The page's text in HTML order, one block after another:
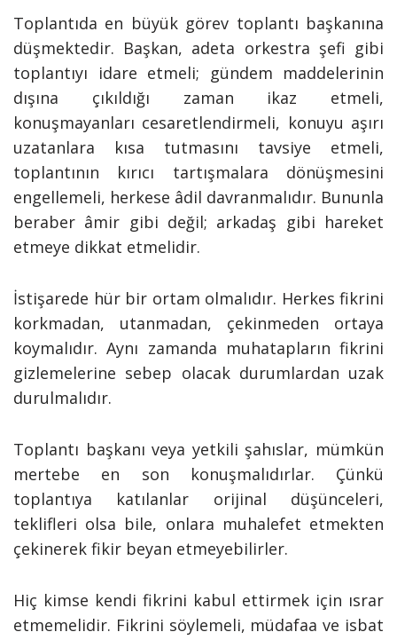
Toplantıda en büyük görev toplantı başkanına
düşmektedir. Başkan, adeta orkestra şefi gibi
toplantıyı idare etmeli; gündem maddelerinin
dışına çıkıldığı zaman ikaz etmeli,
konuşmayanları cesaretlendirmeli, konuyu aşırı
uzatanlara kısa tutmasını tavsiye etmeli,
toplantının kırıcı tartışmalara dönüşmesini
engellemeli, herkese âdil davranmalıdır. Bununla
beraber âmir gibi değil; arkadaş gibi hareket
etmeye dikkat etmelidir.
İstişarede hür bir ortam olmalıdır. Herkes fikrini
korkmadan, utanmadan, çekinmeden ortaya
koymalıdır. Aynı zamanda muhatapların fikrini
gizlemelerine sebep olacak durumlardan uzak
durulmalıdır.
Toplantı başkanı veya yetkili şahıslar, mümkün
mertebe en son konuşmalıdırlar. Çünkü
toplantıya katılanlar orijinal düşünceleri,
teklifleri olsa bile, onlara muhalefet etmekten
çekinerek fikir beyan etmeyebilirler.
Hiç kimse kendi fikrini kabul ettirmek için ısrar
etmemelidir. Fikrini söylemeli, müdafaa ve isbat